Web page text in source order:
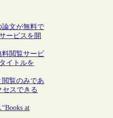
論文が無料で
ービスを開
料閲覧サービ
イトルを
閲覧のみであ
セスできる
at